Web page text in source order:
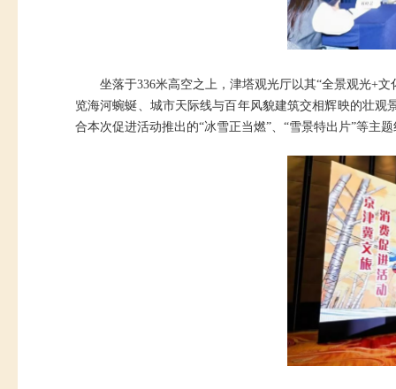
坐落于336米高空之上，津塔观光厅以其“全景观光+
览海河蜿蜒、城市天际线与百年风貌建筑交相辉映的壮
合本次促进活动推出的“冰雪正当燃”、“雪景特出片”等主